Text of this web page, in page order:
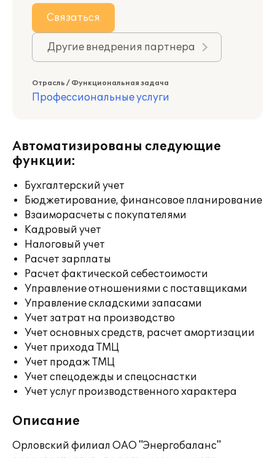
Связаться
Другие внедрения партнера
Отрасль / Функциональная задача
Профессиональные услуги
Автоматизированы следующие
функции:
Бухгалтерский учет
Бюджетирование, финансовое планирование
Взаиморасчеты с покупателями
Кадровый учет
Налоговый учет
Расчет зарплаты
Расчет фактической себестоимости
Управление отношениями с поставщиками
Управление складскими запасами
Учет затрат на производство
Учет основных средств, расчет амортизации
Учет прихода ТМЦ
Учет продаж ТМЦ
Учет спецодежды и спецоснастки
Учет услуг производственного характера
Описание
Орловский филиал ОАО "Энергобаланс"